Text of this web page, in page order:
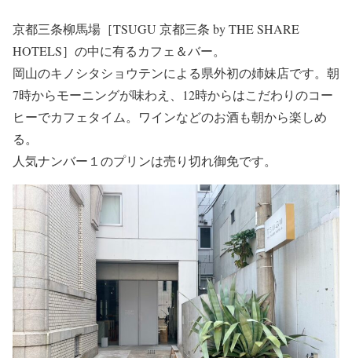
京都三条柳馬場［TSUGU 京都三条 by THE SHARE
HOTELS］の中に有るカフェ＆バー。
岡山のキノシタショウテンによる県外初の姉妹店です。朝
7時からモーニングが味わえ、12時からはこだわりのコー
ヒーでカフェタイム。ワインなどのお酒も朝から楽しめ
る。
人気ナンバー１のプリンは売り切れ御免です。